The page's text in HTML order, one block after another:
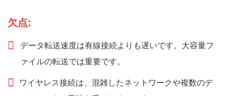
欠点:
データ転送速度は有線接続よりも遅いです。大容量フ
ァイルの転送では重要です。
ワイヤレス接続は、混雑したネットワークや複数のデ